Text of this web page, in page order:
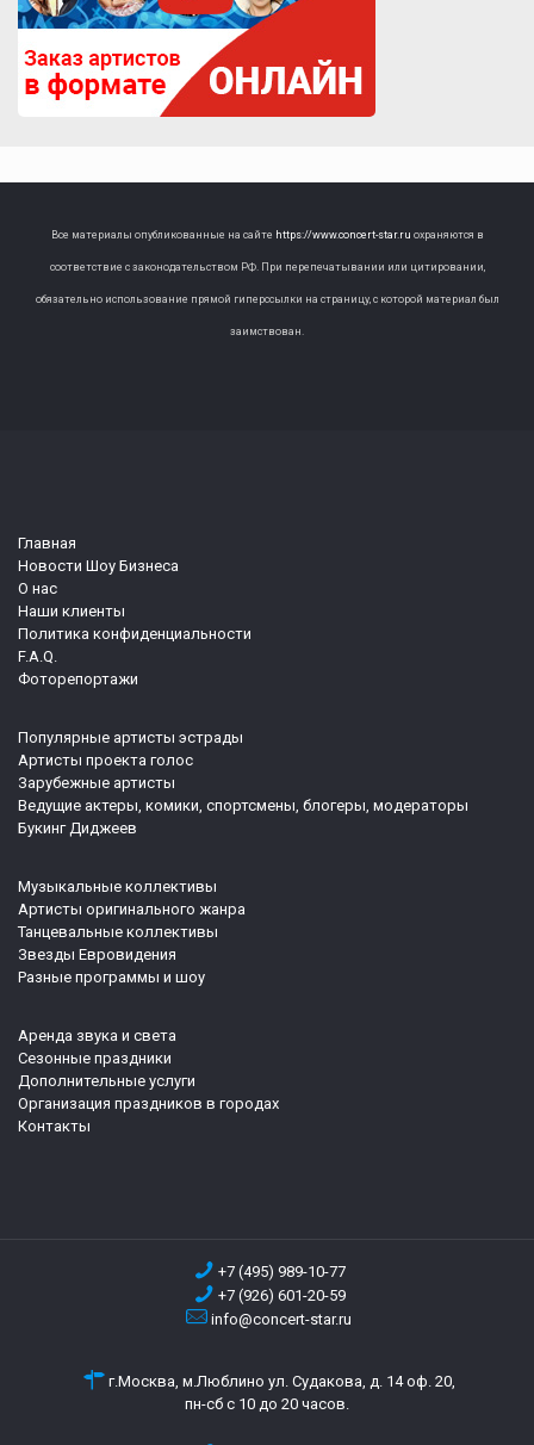
Все материалы опубликованные на сайте https://www.concert-star.ru охраняются в
соответствие с законодательством РФ. При перепечатывании или цитировании,
обязательно использование прямой гиперссылки на страницу, с которой материал был
заимствован.
Главная
Новости Шоу Бизнеса
О нас
Наши клиенты
Политика конфиденциальности
F.A.Q.
Фоторепортажи
Популярные артисты эстрады
Артисты проекта голос
Зарубежные артисты
Ведущие актеры, комики, спортсмены, блогеры, модераторы
Букинг Диджеев
Музыкальные коллективы
Артисты оригинального жанра
Танцевальные коллективы
Звезды Евровидения
Разные программы и шоу
Аренда звука и света
Сезонные праздники
Дополнительные услуги
Организация праздников в городах
Контакты
+7 (495) 989-10-77
+7 (926) 601-20-59
info@concert-star.ru
г.Москва, м.Люблино ул. Судакова, д. 14 оф. 20,
пн-сб с 10 до 20 часов.